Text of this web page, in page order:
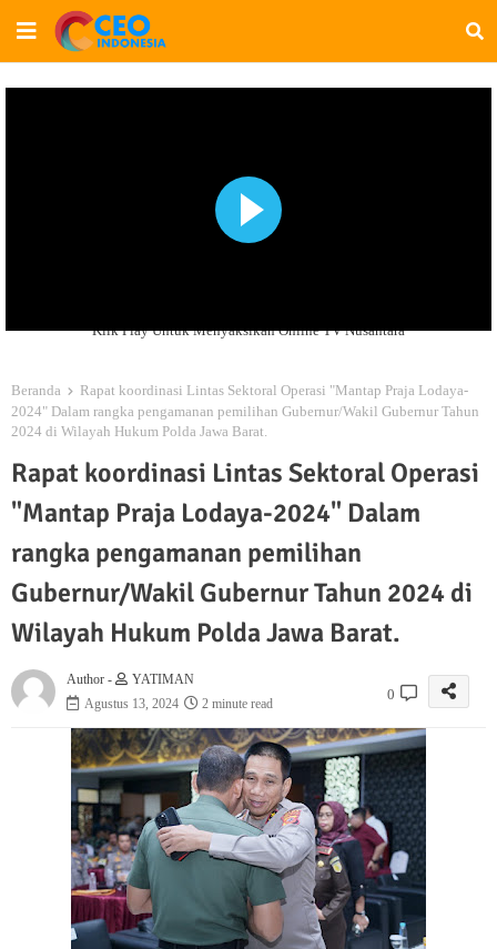
Klik Play Untuk Menyaksikan Online TV Nusantara
Beranda
Rapat koordinasi Lintas Sektoral Operasi "Mantap Praja Lodaya-
2024" Dalam rangka pengamanan pemilihan Gubernur/Wakil Gubernur Tahun
2024 di Wilayah Hukum Polda Jawa Barat.
Rapat koordinasi Lintas Sektoral Operasi
"Mantap Praja Lodaya-2024" Dalam
rangka pengamanan pemilihan
Gubernur/Wakil Gubernur Tahun 2024 di
Wilayah Hukum Polda Jawa Barat.
Author -
YATIMAN
Agustus 13, 2024
2 minute read
0